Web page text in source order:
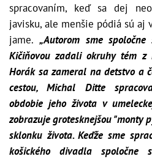
spracovaním, keď sa dej
javisku, ale menšie pódiá sú aj
jame.„Autorom sme
Kičiňovou zadali okruhy tém z
Horák sa zameral na detstvo a
cestou, Michal Ditte
obdobie jeho života v
zobrazuje grotesknejšou "monty
sklonku života. Keďže sme
košického divadla spoločne